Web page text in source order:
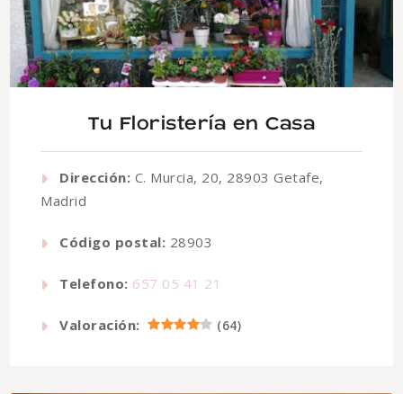
Tu Floristería en Casa
Dirección: C. Murcia, 20, 28903 Getafe,
Madrid
Código postal: 28903
Telefono: 657 05 41 21
Valoración: (64)